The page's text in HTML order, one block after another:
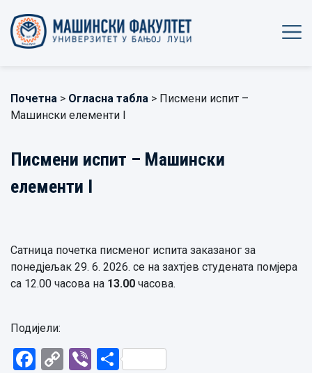
Почетна > Огласна табла > Писмени испит –
Машински елементи I
Писмени испит – Машински
елементи I
Сатница почетка писменог испита заказаног за
понедјељак 29. 6. 2026. се на захтјев студената помјера
са 12.00 часова на 13.00 часова.
Подијели:
Facebook
CopyViberShare